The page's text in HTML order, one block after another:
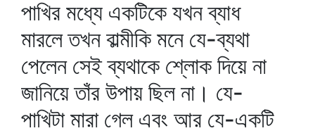
পাখির মধ্যে একটিকে যখন ব্যাধ
মারলে তখন বাল্মীকি মনে যে-ব্যথা
পেলেন সেই ব্যথাকে শ্লোক দিয়ে না
জানিয়ে তাঁর উপায় ছিল না। যে-
পাখিটা মারা গেল এবং আর যে-একটি